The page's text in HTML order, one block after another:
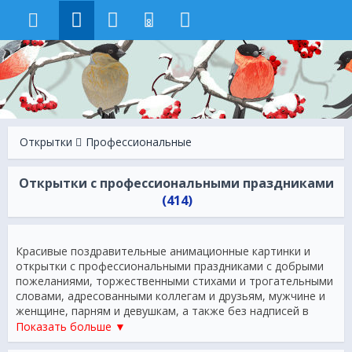
8
Открытки Профессиональные
Открытки с профессиональными праздниками
(414)
Красивые поздравительные анимационные картинки и
открытки с профессиональными праздниками с добрыми
пожеланиями, торжественными стихами и трогательными
словами, адресованными коллегам и друзьям, мужчине и
женщине, парням и девушкам, а также без надписей в
виде тематических изображений. Практически для любого
специалиста не составит труда отыскать виртуальную
Показать больше ▼